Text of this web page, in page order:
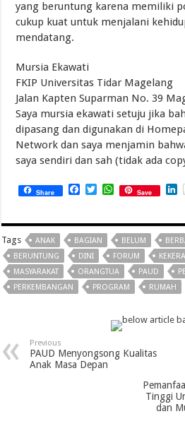
yang beruntung karena memiliki
cukup kuat untuk menjalani
mendatang.
Mursia Ekawati
FKIP Universitas Tidar Magelang
Jalan Kapten Suparman No. 39
Saya mursia ekawati setuju jika
dipasang dan digunakan di
Network dan saya menjamin
saya sendiri dan sah (tidak ada
Share Facebook
TwitterWhatsApp
Save
Tags ANAK BAGIAN BELUM
BERUNTUNG
DINI FORUM
MASYARAKAT
ORANGTUA PAUD
PERKEMBANGAN
PROGRAM RUMAH
Previous
PAUD Menyongsong Kualitas
Anak Masa Depan
Tinggi
dan